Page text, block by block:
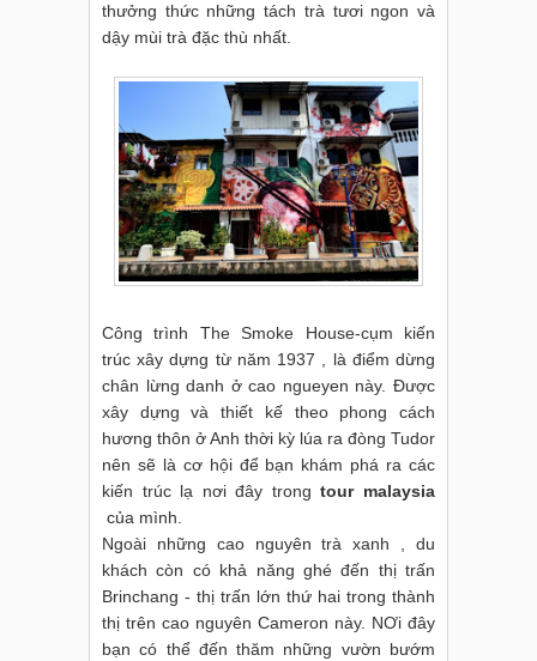
thưởng thức những tách trà tươi ngon và
dậy mùi trà đặc thù nhất.
Công trình The Smoke House-cụm kiến
trúc xây dựng từ năm 1937 , là điểm dừng
chân lừng danh ở cao ngueyen này. Được
xây dựng và thiết kế theo phong cách
hương thôn ở Anh thời kỳ lúa ra đòng Tudor
nên sẽ là cơ hội để bạn khám phá ra các
kiến trúc lạ nơi đây trongtour malaysia
của mình.
Ngoài những cao nguyên trà xanh , du
khách còn có khả năng ghé đến thị trấn
Brinchang - thị trấn lớn thứ hai trong thành
thị trên cao nguyên Cameron này. NƠi đây
bạn có thể đến thăm những vườn bướm